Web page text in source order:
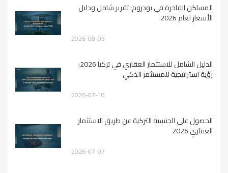
المساكن الفاخرة في بودروم: تقرير شامل ودليل
الأسعار لعام 2026
2026-08-05
الدليل الشامل للاستثمار العقاري في تركيا 2026:
رؤية استراتيجية للمستثمر الذكي
2026-07-10
الحصول على الجنسية التركية عن طريق الاستثمار
العقاري 2026
2026-07-07